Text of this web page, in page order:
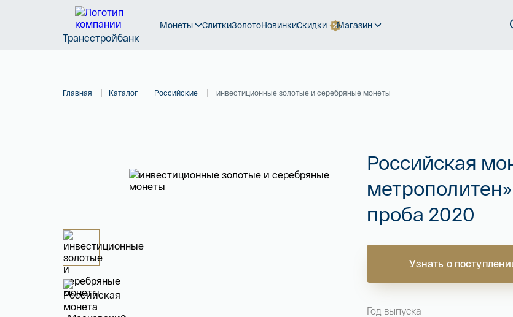
Трансстройбанк
Монеты СлиткиЗолотоНовинкиСкидки Магазин
Главная Каталог Российские инвестиционные золотые и серебряные монеты
Российская
проба 2020
Узнать о
Год выпуска